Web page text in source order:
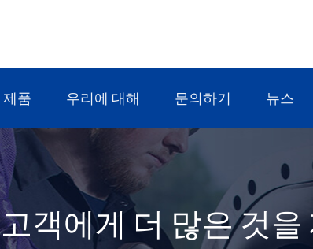
제품 우리에 대해 문의하기 뉴스
고객에게 더 많은 것을